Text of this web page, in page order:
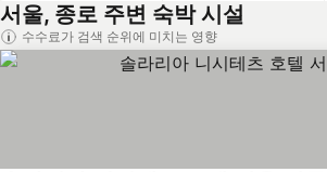
서울, 종로 주변 숙박 시설
수수료가 검색 순위에 미치는 영향